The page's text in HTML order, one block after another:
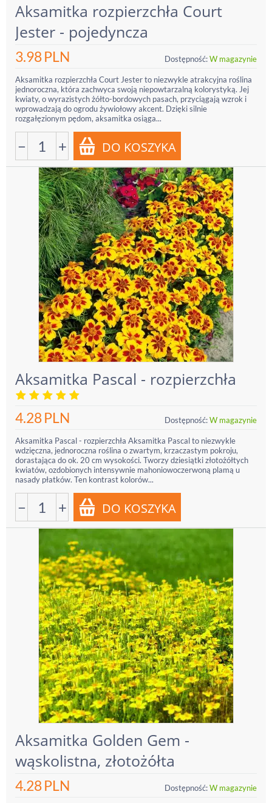
Aksamitka rozpierzchła Court
Jester - pojedyncza
3.98PLN Dostępność:W magazynie
Aksamitka rozpierzchła Court Jester to niezwykle atrakcyjna roślina
jednoroczna, która zachwyca swoją niepowtarzalną kolorystyką. Jej
kwiaty, o wyrazistych żółto-bordowych pasach, przyciągają wzrok i
wprowadzają do ogrodu żywiołowy akcent. Dzięki silnie
rozgałęzionym pędom, aksamitka osiąga...
− +
Aksamitka Pascal - rozpierzchła
4.28PLN Dostępność:W magazynie
Aksamitka Pascal - rozpierzchła Aksamitka Pascal to niezwykle
wdzięczna, jednoroczna roślina o zwartym, krzaczastym pokroju,
dorastająca do ok. 20 cm wysokości. Tworzy dziesiątki złotożółtych
kwiatów, ozdobionych intensywnie mahoniowoczerwoną plamą u
nasady płatków. Ten kontrast kolorów...
− +
Aksamitka Golden Gem -
wąskolistna, złotożółta
4.28PLN Dostępność:W magazynie